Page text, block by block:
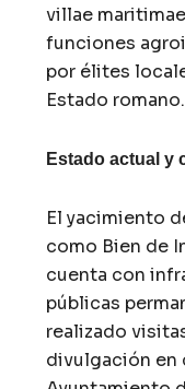
villae
funciones
por élites
Estado romano.
Estado actual y
El yacimiento
como Bien de
cuenta con
públicas
realizado
divulgación en